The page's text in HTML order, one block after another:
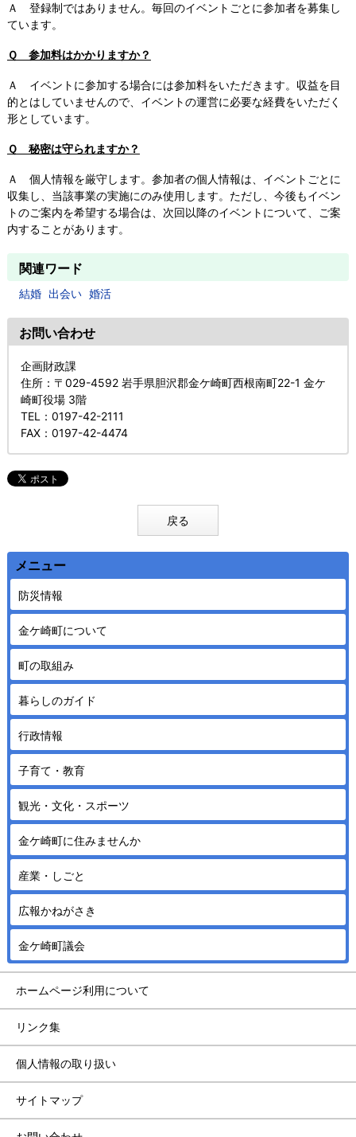
Ａ 登録制ではありません。毎回のイベントごとに参加者を募集し
ています。
Ｑ 参加料はかかりますか？
Ａ イベントに参加する場合には参加料をいただきます。収益を目
的とはしていませんので、イベントの運営に必要な経費をいただく
形としています。
Ｑ 秘密は守られますか？
Ａ 個人情報を厳守します。参加者の個人情報は、イベントごとに
収集し、当該事業の実施にのみ使用します。ただし、今後もイベン
トのご案内を希望する場合は、次回以降のイベントについて、ご案
内することがあります。
関連ワード
結婚 出会い 婚活
お問い合わせ
企画財政課
住所：〒029-4592 岩手県胆沢郡金ケ崎町西根南町22-1 金ケ
崎町役場 3階
TEL
：0197-42-2111
FAX：0197-42-4474
戻る
メニュー
防災情報
金ケ崎町について
町の取組み
暮らしのガイド
行政情報
子育て・教育
観光・文化・スポーツ
金ケ崎町に住みませんか
産業・しごと
広報かねがさき
金ケ崎町議会
ホームページ利用について
リンク集
個人情報の取り扱い
サイトマップ